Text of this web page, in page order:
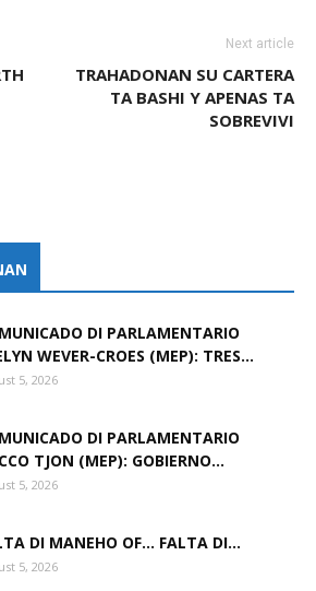
Next article
TRAHADONAN SU CARTERA
TA BASHI Y APENAS TA
SOBREVIVI
DI PARLAMENTARIO
WEVER-CROES (MEP): TRES...
5, 2026
DI PARLAMENTARIO
TJON (MEP): GOBIERNO...
5, 2026
DI MANEHO OF… FALTA DI...
5, 2026